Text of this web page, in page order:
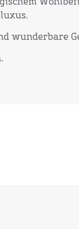
wunderbare